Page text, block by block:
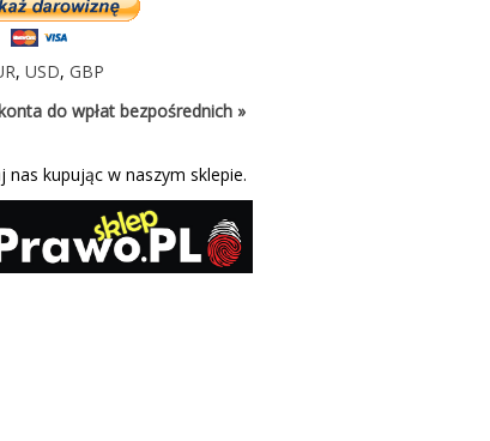
,USD,GBP
do wpłat bezpośrednich »
nas kupując w naszym sklepie.